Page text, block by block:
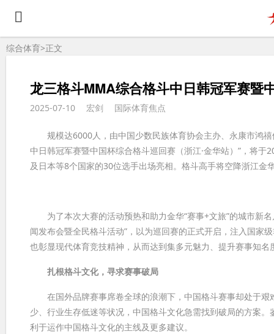
综合体育>正文
龙三格斗MMA综合格斗中日韩冠军赛暨
2025-07-10 宏剑 国际体育焦点
规模达6000人，由中国少数民族体育协会主办、永康市鸿禧
中日韩冠军赛暨中国杯综合格斗巡回赛（浙江·金华站）”，将
及日本等8个国家的30位选手出场亮相。格斗高手将空降浙江
为了本次大赛的活动预热和助力金华“赛事+文旅”的城市新名
闻发布会暨全民格斗活动”，以为巡回赛的正式开启，注入国家
也彰显现代体育竞技精神，从而达到集多元魅力、提升赛事知名
扎根格斗文化，寻求赛事破局
在国外品牌赛事席卷全球的浪潮下，中国格斗赛事却处于艰
少、行业生存低迷等状况，中国格斗文化急需找到破局的方案
利于运作中国格斗文化的主线及更多建议。